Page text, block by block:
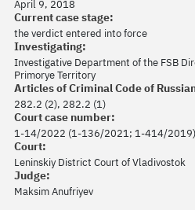
April 9, 2018
Current case stage:
the verdict entered into force
Investigating:
Investigative Department of the FSB
Primorye Territory
Articles of Criminal Code of
282.2 (2), 282.2 (1)
Court case number:
1-14/2022 (1-136/2021; 1-414/2019)
Court:
Leninskiy District Court of Vladivostok
Judge:
Maksim Anufriyev